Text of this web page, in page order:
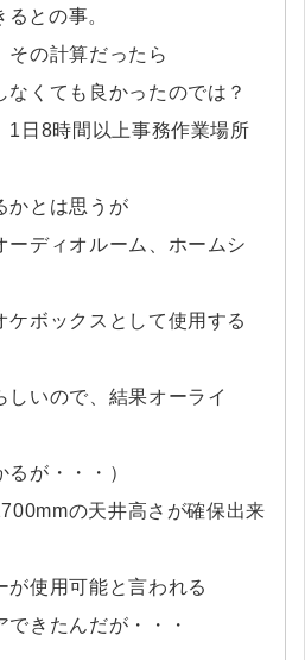
との事。
その計算だったら
なくても良かったのでは？
1日8時間以上事務作業場所
かとは思うが
ーディオルーム、ホームシ
ケボックスとして使用する
しいので、結果オーライ
るが・・・）
の天井高さが確保出来
が使用可能と言われる
きたんだが・・・